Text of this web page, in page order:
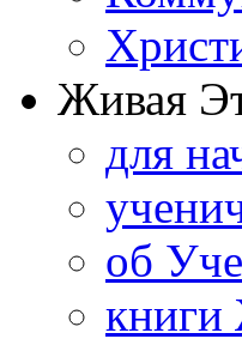
Живая
для
об
книги